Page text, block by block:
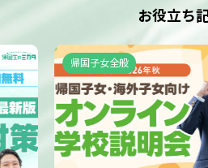
学
生
の
「な
り
た
い
お役立ち
帰国子女全般